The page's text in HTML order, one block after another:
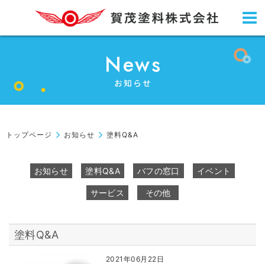
News
お知らせ
トップページ お知らせ 塗料Q&A
お知らせ 塗料Q&A バフの窓口 イベント
サービス その他
塗料Q&A
2021年06月22日